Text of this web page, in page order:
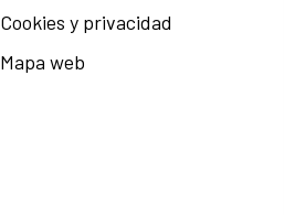
Cookies y privacidad
Mapa web